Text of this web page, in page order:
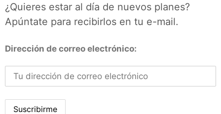
¿Quieres estar al día de nuevos planes?
Apúntate para recibirlos en tu e-mail.
Dirección de correo electrónico: